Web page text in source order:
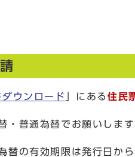
ウンロード 」にある住民
・普通為替でお願いしま
替の有効期限は発行日か